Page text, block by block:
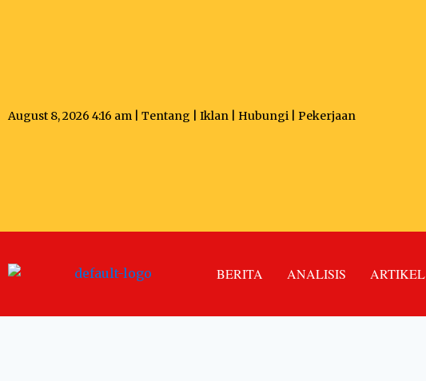
August 8, 2026 4:16 am | Tentang Iklan Hubungi Pekerjaan
BERITA ANALISIS ARTIKEL